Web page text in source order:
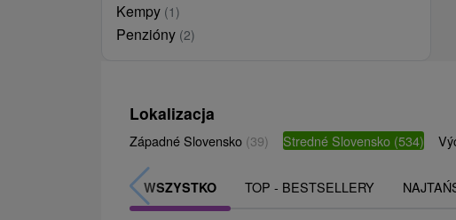
Kempy (1)
Penzióny (2)
Lokalizacja
Západné Slovensko (39) Stredné Slovensko (534)
WSZYSTKO TOP - BESTSELLERY